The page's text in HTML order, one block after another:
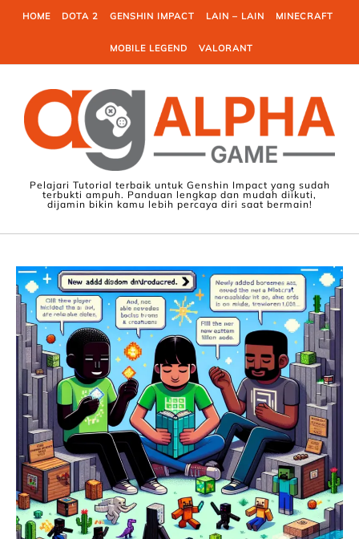
Skip to content
HOME DOTA 2 GENSHIN IMPACT LAIN – LAIN MINECRAFT
MOBILE LEGEND VALORANT
Pelajari Tutorial terbaik untuk Genshin Impact yang sudah
terbukti ampuh. Panduan lengkap dan mudah diikuti,
dijamin bikin kamu lebih percaya diri saat bermain!